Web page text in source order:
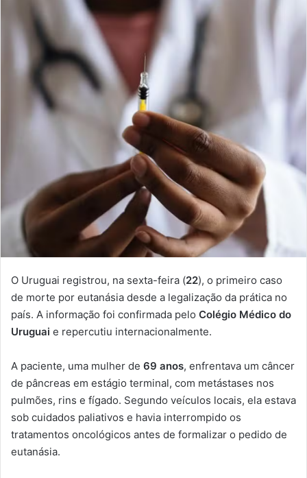
O Uruguai registrou, na sexta-feira (22), o primeiro caso
de morte por eutanásia desde a legalização da prática no
país. A informação foi confirmada pelo Colégio Médico do
Uruguai e repercutiu internacionalmente.
A paciente, uma mulher de 69 anos, enfrentava um câncer
de pâncreas em estágio terminal, com metástases nos
pulmões, rins e fígado. Segundo veículos locais, ela estava
sob cuidados paliativos e havia interrompido os
tratamentos oncológicos antes de formalizar o pedido de
eutanásia.